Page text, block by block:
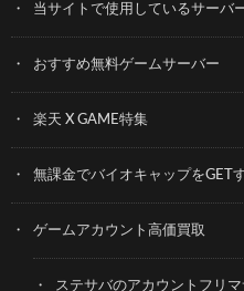
当サイトで使用しているサーバ
おすすめ無料ゲームサーバー
楽天 X GAME特集
無課金でバイオキャップをGET
ゲームアカウント高価買取
ステサバのアカウントフリ